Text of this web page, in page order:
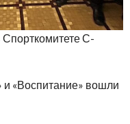
Спорткомитете С-
«Воспитание» вошли